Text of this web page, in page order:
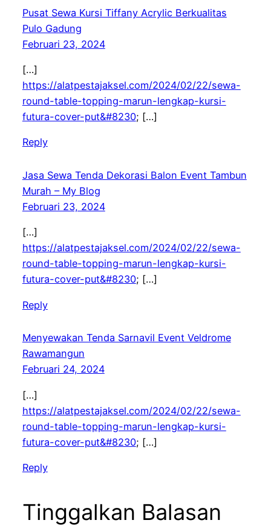
Pusat Sewa Kursi Tiffany Acrylic Berkualitas
Pulo Gadung
Februari 23, 2024
[…]
https://alatpestajaksel.com/2024/02/22/sewa-
round-table-topping-marun-lengkap-kursi-
futura-cover-put&#8230; […]
Reply
Jasa Sewa Tenda Dekorasi Balon Event Tambun
Murah – My Blog
Februari 23, 2024
[…]
https://alatpestajaksel.com/2024/02/22/sewa-
round-table-topping-marun-lengkap-kursi-
futura-cover-put&#8230; […]
Reply
Menyewakan Tenda Sarnavil Event Veldrome
Rawamangun
Februari 24, 2024
[…]
https://alatpestajaksel.com/2024/02/22/sewa-
round-table-topping-marun-lengkap-kursi-
futura-cover-put&#8230; […]
Reply
Tinggalkan Balasan